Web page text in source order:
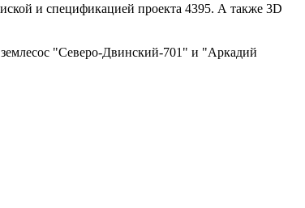
и спецификацией проекта 4395. А также 3D
"Северо-Двинский-701" и "Аркадий